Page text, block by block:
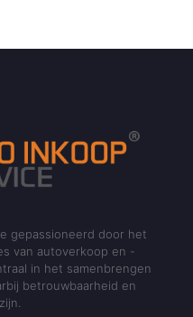
gepassioneerd door het
van autoverkoop en -
in het samenbrengen
betrouwbaarheid en